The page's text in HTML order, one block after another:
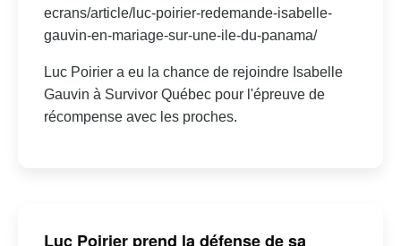
ecrans/article/luc-poirier-redemande-isabelle-
gauvin-en-mariage-sur-une-ile-du-panama/
Luc Poirier a eu la chance de rejoindre Isabelle
Gauvin à Survivor Québec pour l'épreuve de
récompense avec les proches.
Luc Poirier prend la défense de sa